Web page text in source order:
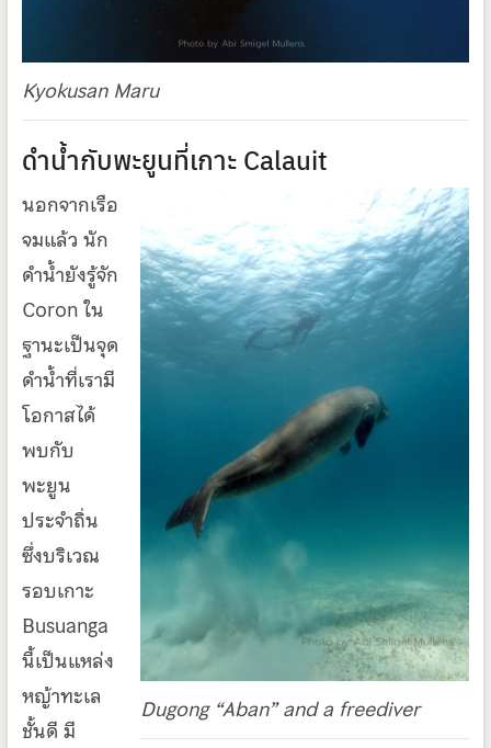
Kyokusan Maru
ดำน้ำกับพะยูนที่เกาะ Calauit
Dugong “Aban” and a freediver
นอกจากเรือ
จมแล้ว นัก
ดำน้ำยังรู้จัก
Coron ใน
ฐานะเป็นจุด
ดำน้ำที่เรามี
โอกาสได้
พบกับ
พะยูน
ประจำถิ่น
ซึ่งบริเวณ
รอบเกาะ
Busuanga
นี้เป็นแหล่ง
หญ้าทะเล
ชั้นดี มี